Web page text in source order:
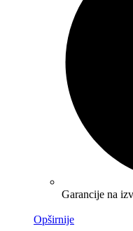
Garancije na
Opširnije